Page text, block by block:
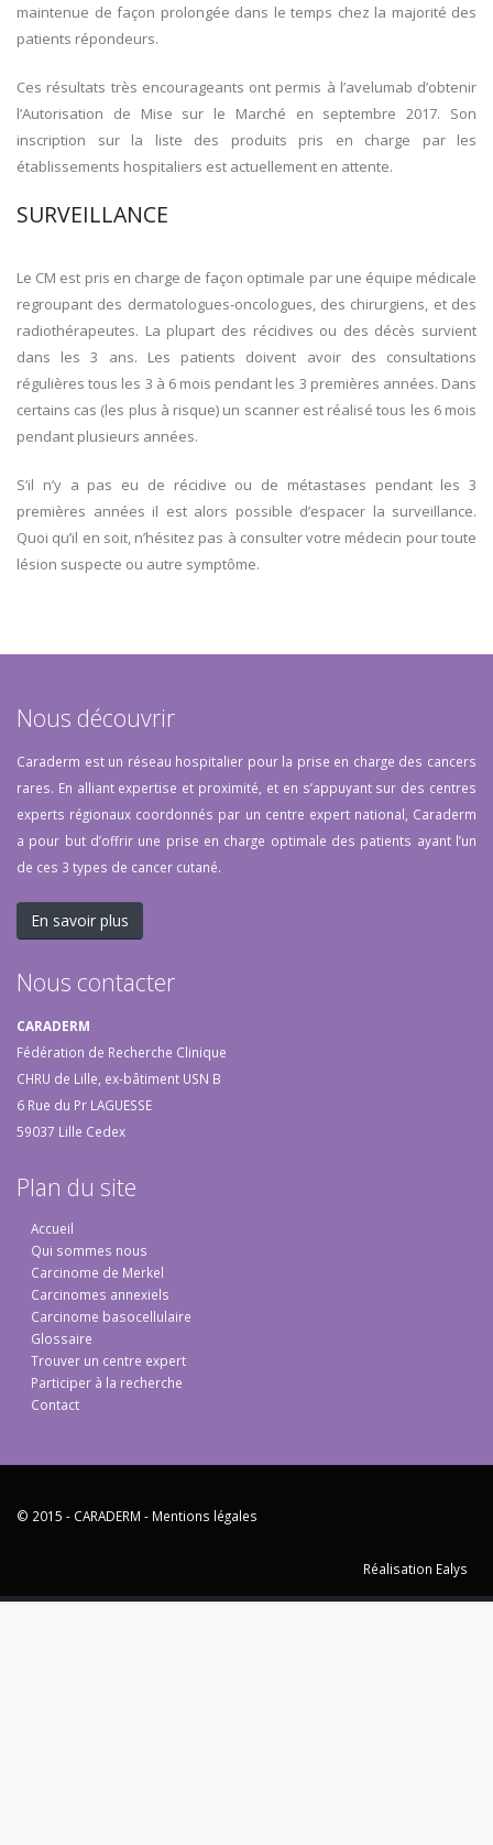
maintenue de façon prolongée dans le temps chez la majorité des
patients répondeurs.
Ces résultats très encourageants ont permis à l’avelumab d’obtenir
l’Autorisation de Mise sur le Marché en septembre 2017. Son
inscription sur la liste des produits pris en charge par les
établissements hospitaliers est actuellement en attente.
SURVEILLANCE
Le CM est pris en charge de façon optimale par une équipe médicale
regroupant des dermatologues-oncologues, des chirurgiens, et des
radiothérapeutes. La plupart des récidives ou des décès survient
dans les 3 ans. Les patients doivent avoir des consultations
régulières tous les 3 à 6 mois pendant les 3 premières années. Dans
certains cas (les plus à risque) un scanner est réalisé tous les 6 mois
pendant plusieurs années.
S’il n’y a pas eu de récidive ou de métastases pendant les 3
premières années il est alors possible d’espacer la surveillance.
Quoi qu’il en soit, n’hésitez pas à consulter votre médecin pour toute
lésion suspecte ou autre symptôme.
Nous découvrir
Caraderm est un réseau hospitalier pour la prise en charge des cancers
rares. En alliant expertise et proximité, et en s’appuyant sur des centres
experts régionaux coordonnés par un centre expert national, Caraderm
a pour but d’offrir une prise en charge optimale des patients ayant l’un
de ces 3 types de cancer cutané.
En savoir plus
Nous contacter
CARADERM
Fédération de Recherche Clinique
CHRU de Lille, ex-bâtiment USN B
6 Rue du Pr LAGUESSE
59037 Lille Cedex
Plan du site
Accueil
Qui sommes nous
Carcinome de Merkel
Carcinomes annexiels
Carcinome basocellulaire
Glossaire
Trouver un centre expert
Participer à la recherche
Contact
© 2015 - CARADERM - Mentions légales
Réalisation Ealys